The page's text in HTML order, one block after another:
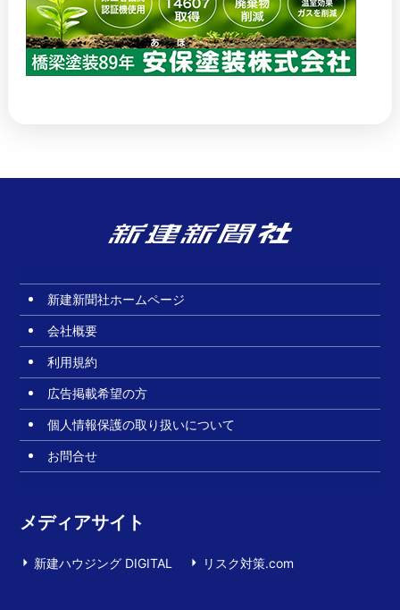
新建新聞社ホームページ
会社概要
利用規約
広告掲載希望の方
個人情報保護の取り扱いについて
お問合せ
メディアサイト
新建ハウジング DIGITAL リスク対策.com